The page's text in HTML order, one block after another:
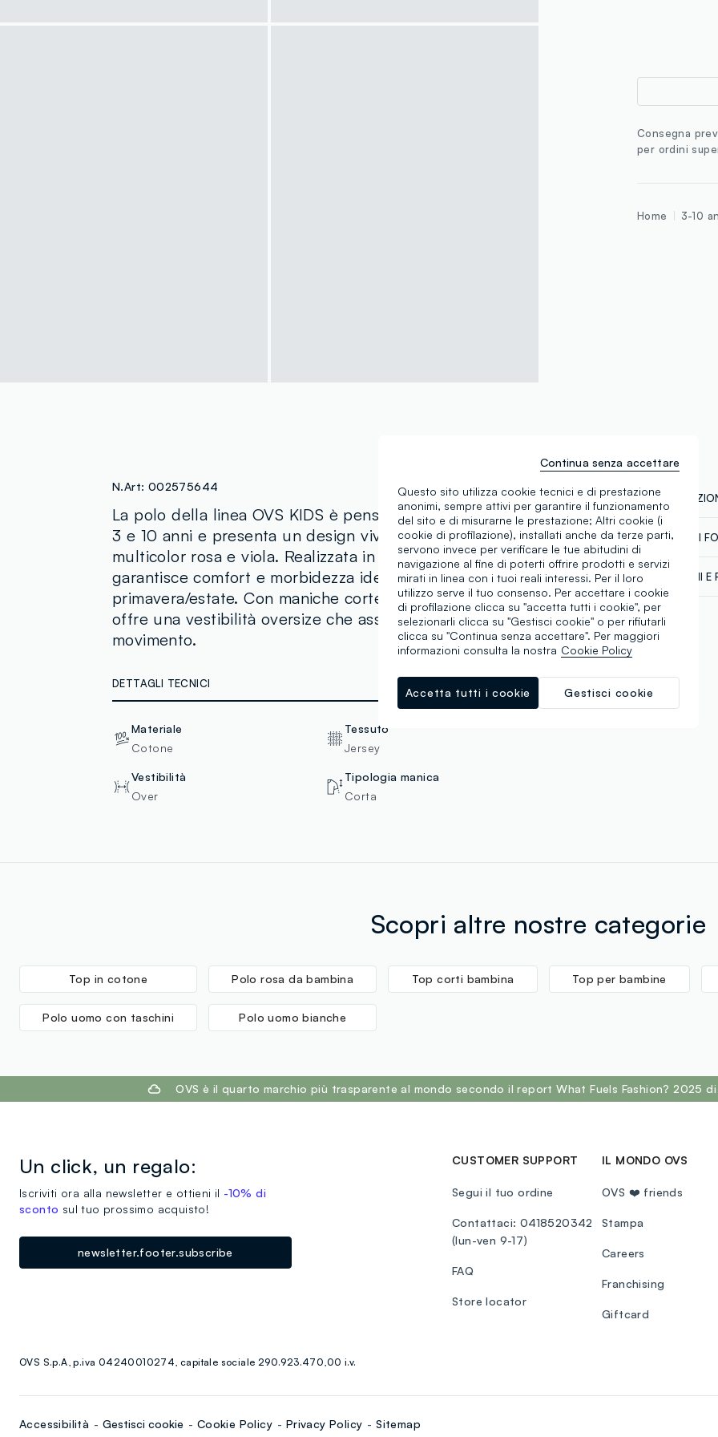
Consegna
per ordini
Home 3-10
N.Art: 002575644
La polo della linea OVS KIDS è pensata per le piccole tra
3 e 10 anni e presenta un design vivace grazie alle righe
multicolor rosa e viola. Realizzata in puro cotone,
garantisce comfort e morbidezza ideali per la stagione
primavera/estate. Con maniche corte e colletto classico,
offre una vestibilità oversize che assicura libertà di
movimento.
DETTAGLI TECNICI
Materiale
Cotone
Tessuto
Jersey
Vestibilità
Over
Tipologia manica
Corta
Temperatura
CATENA DI
Fornitore di
PAAPPAI
MADE IN
SPEDIZIONI E
Spedizione
€60.
corriere che
Scopri altre nostre categorie
Top in cotone Polo rosa da bambina Top corti bambina Top per bambine
Polo uomo con taschini Polo uomo bianche
OVS è il quarto marchio più trasparente al mondo secondo il report What Fuels Fashion? 2025 di
Un click, un regalo:
Iscriviti ora alla newsletter e ottieni il -10% di
sconto sul tuo prossimo acquisto!
newsletter.footer.subscribe
CUSTOMER SUPPORT
Segui il tuo ordine
Contattaci: 0418520342
(lun-ven 9-17)
FAQ
Store locator
IL MONDO OVS
OVS ❤️ friends
Stampa
Careers
Franchising
Giftcard
OVS S.p.A, p.iva 04240010274, capitale sociale 290.923.470,00 i.v.
Accessibilità Gestisci cookie Cookie Policy Privacy Policy Sitemap
Questo sito utilizza cookie tecnici e di prestazione
anonimi, sempre attivi per garantire il funzionamento
del sito e di misurarne le prestazione; Altri cookie (i
cookie di profilazione), installati anche da terze parti,
servono invece per verificare le tue abitudini di
navigazione al fine di poterti offrire prodotti e servizi
mirati in linea con i tuoi reali interessi. Per il loro
utilizzo serve il tuo consenso. Per accettare i cookie
di profilazione clicca su "accetta tutti i cookie", per
selezionarli clicca su "Gestisci cookie" o per rifiutarli
clicca su "Continua senza accettare". Per maggiori
informazioni consulta la nostra Cookie Policy
Gestisci cookie
Accetta tutti i cookie
Continua senza accettare